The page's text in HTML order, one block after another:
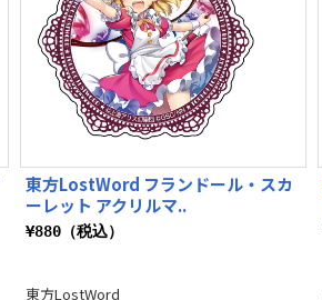
東方LostWord フランドール・スカ
ーレット アクリルマ..
¥880（税込）
東方LostWord